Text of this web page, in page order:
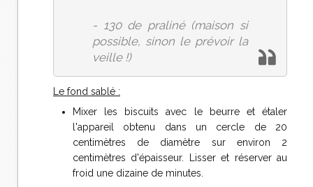
- 130 de praliné (maison si
possible, sinon le prévoir la
veille !)
Le fond sablé :
Mixer les biscuits avec le beurre et étaler
l'appareil obtenu dans un cercle de 20
centimètres de diamètre sur environ 2
centimètres d'épaisseur. Lisser et réserver au
froid une dizaine de minutes.